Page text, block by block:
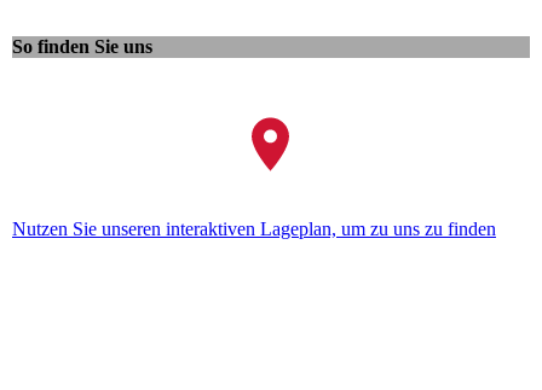
So finden Sie uns
Nutzen Sie unseren interaktiven La­ge­plan, um zu uns zu finden